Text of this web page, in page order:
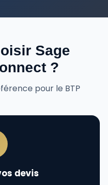
Sage
?
pour le BTP
devis